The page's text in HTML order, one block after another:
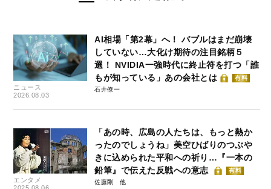
ニュース
2026.08.03
AI相場「第2幕」へ！ バブルはまだ崩壊
していない…大化け期待の注目銘柄５
選！ NVIDIA一強時代に終止符を打つ「誰
もが知っている」あの会社とは
有料
石井僚一
エンタメ
「あの時、広島の人たちは、もっと熱か
ったのでしょうね」美空ひばりのつぶや
きに込められた平和への祈り…『一本の
鉛筆』で伝えた反戦への意志
有料
佐藤剛